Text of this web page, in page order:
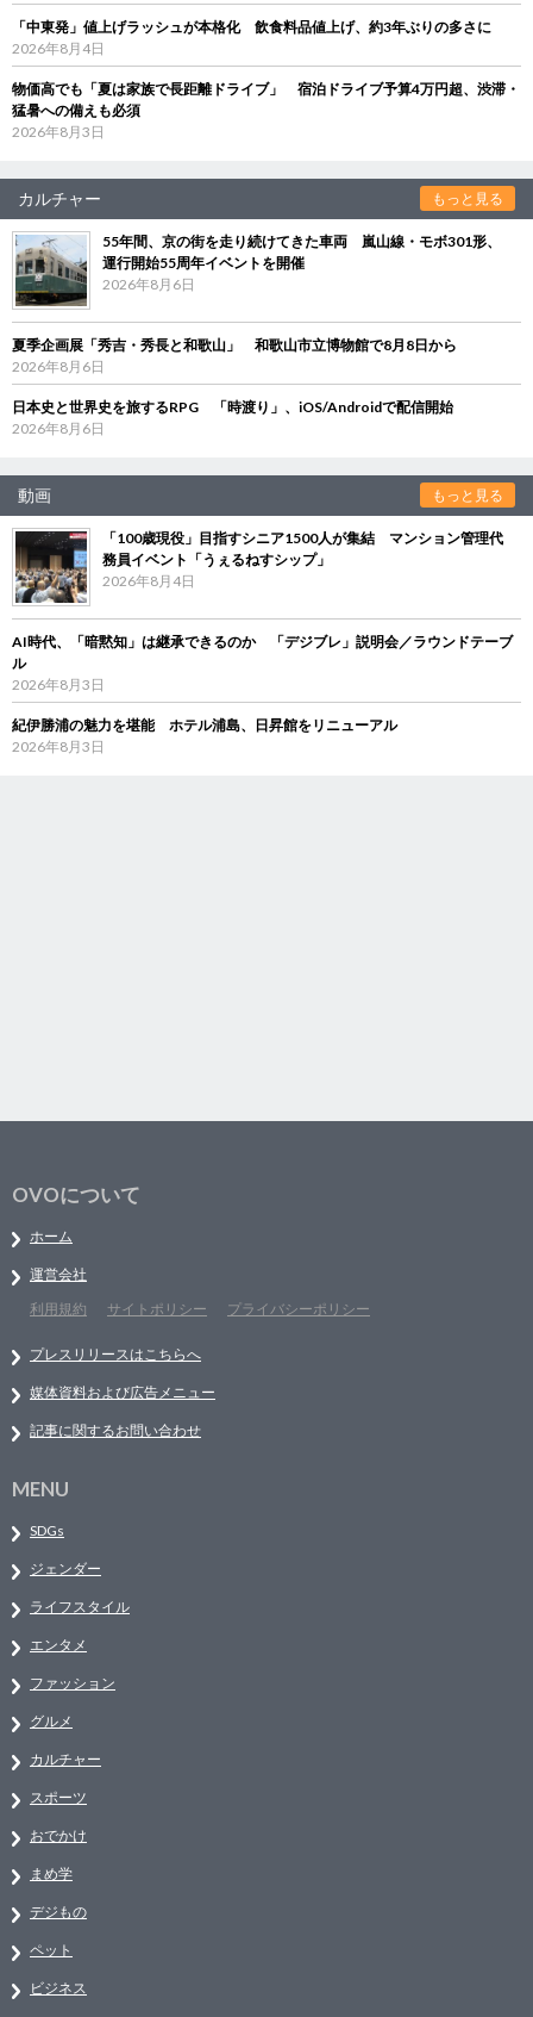
「中東発」値上げラッシュが本格化 飲食料品値上げ、約3年ぶりの多さに
2026年8月4日
物価高でも「夏は家族で長距離ドライブ」 宿泊ドライブ予算4万円超、渋滞・
猛暑への備えも必須
2026年8月3日
カルチャー もっと見る
55年間、京の街を走り続けてきた車両 嵐山線・モボ301形、
運行開始55周年イベントを開催
2026年8月6日
夏季企画展「秀吉・秀長と和歌山」 和歌山市立博物館で8月8日から
2026年8月6日
日本史と世界史を旅するRPG 「時渡り」、iOS/Androidで配信開始
2026年8月6日
動画 もっと見る
「100歳現役」目指すシニア1500人が集結 マンション管理代
務員イベント「うぇるねすシップ」
2026年8月4日
AI時代、「暗黙知」は継承できるのか 「デジブレ」説明会／ラウンドテーブ
ル
2026年8月3日
紀伊勝浦の魅力を堪能 ホテル浦島、日昇館をリニューアル
2026年8月3日
OVOについて
ホーム
運営会社
利用規約
サイトポリシー プライバシーポリシー
プレスリリースはこちらへ
媒体資料および広告メニュー
記事に関するお問い合わせ
MENU
SDGs
ジェンダー
ライフスタイル
エンタメ
ファッション
グルメ
カルチャー
スポーツ
おでかけ
まめ学
デジもの
ペット
ビジネス